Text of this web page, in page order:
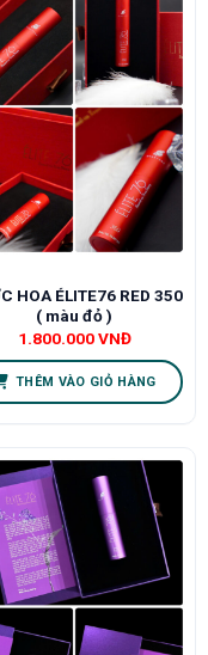
HOA ÉLITE76 RED 350
( màu đỏ )
1.800.000VNĐ
THÊM VÀO GIỎ HÀNG